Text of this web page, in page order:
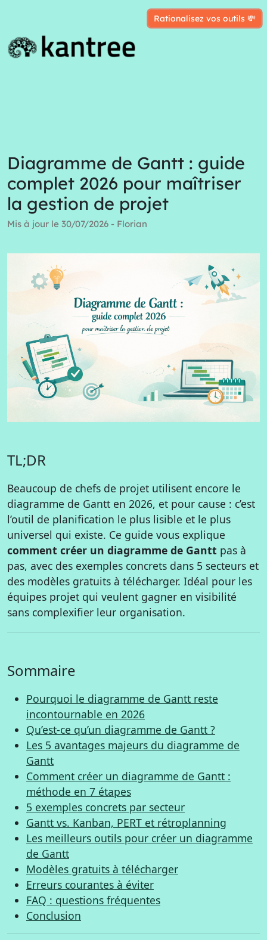
Rationalisez vos outils 💸
Diagramme de Gantt : guide
complet 2026 pour maîtriser
la gestion de projet
Mis à jour le 30/07/2026 - Florian
TL;DR
Beaucoup de chefs de projet utilisent encore le
diagramme de Gantt en 2026, et pour cause : c’est
l’outil de planification le plus lisible et le plus
universel qui existe. Ce guide vous explique
comment créer un diagramme de Gantt pas à
pas, avec des exemples concrets dans 5 secteurs et
des modèles gratuits à télécharger. Idéal pour les
équipes projet qui veulent gagner en visibilité
sans complexifier leur organisation.
Sommaire
Pourquoi le diagramme de Gantt reste
incontournable en 2026
Qu’est-ce qu’un diagramme de Gantt ?
Les 5 avantages majeurs du diagramme de
Gantt
Comment créer un diagramme de Gantt :
méthode en 7 étapes
5 exemples concrets par secteur
Gantt vs. Kanban, PERT et rétroplanning
Les meilleurs outils pour créer un diagramme
de Gantt
Modèles gratuits à télécharger
Erreurs courantes à éviter
FAQ : questions fréquentes
Conclusion